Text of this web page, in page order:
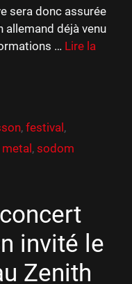
sera donc assurée
allemand déjà venu
… Lire la
,festival,
metal, sodom
invité le
Zenith